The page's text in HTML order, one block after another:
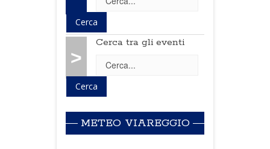
>
Cerca tra gli eventi
METEO VIAREGGIO